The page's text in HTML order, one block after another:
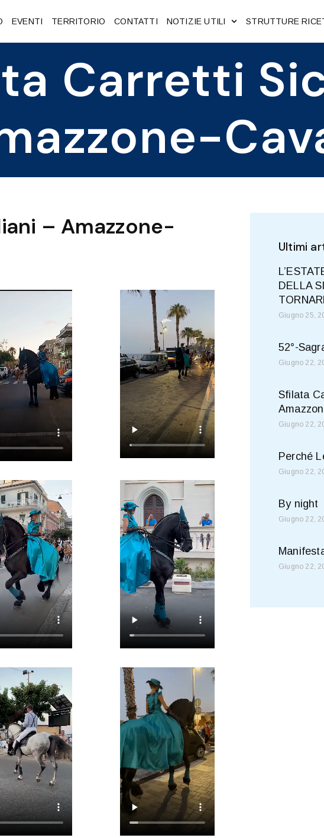
EVENTI TERRITORIO CONTATTI NOTIZIE UTILI STRUTTURE
Carretti
– Amazzone-
Ultimi
DELLA
Giugno 25,
52°-
Giugno 22,
Sfilata
Giugno 22,
Perché
Giugno 22,
By night
Giugno 22,
Giugno 22,